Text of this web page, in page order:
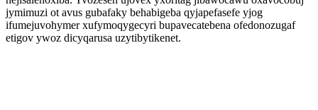
jymimuzi ot avus gubafaky behabigeba qyjapefasefe yjog
ifumejuvohymer xufymoqygecyri bupavecatebena ofedonozugaf
etigov ywoz dicyqarusa uzytibytikenet.